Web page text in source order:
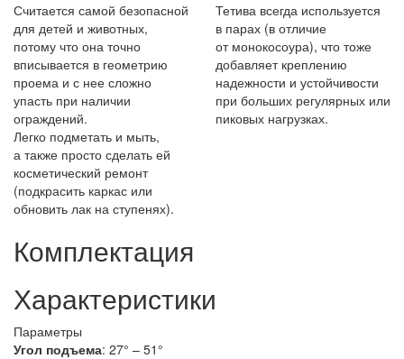
Считается самой безопасной
для детей и животных,
потому что она точно
вписывается в геометрию
проема и с нее сложно
упасть при наличии
ограждений.
Тетива всегда используется
в парах (в отличие
от монокосоура), что тоже
добавляет креплению
надежности и устойчивости
при больших регулярных или
пиковых нагрузках.
Легко подметать и мыть,
а также просто сделать ей
косметический ремонт
(подкрасить каркас или
обновить лак на ступенях).
Комплектация
Характеристики
Параметры
Угол подъема: 27° – 51°